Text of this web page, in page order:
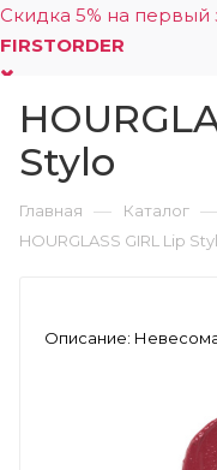
Скидка 5% на первый
FIRSTORDER
Stylo
Главная — Каталог —
HOURGLASS GIRL Lip
Описание: